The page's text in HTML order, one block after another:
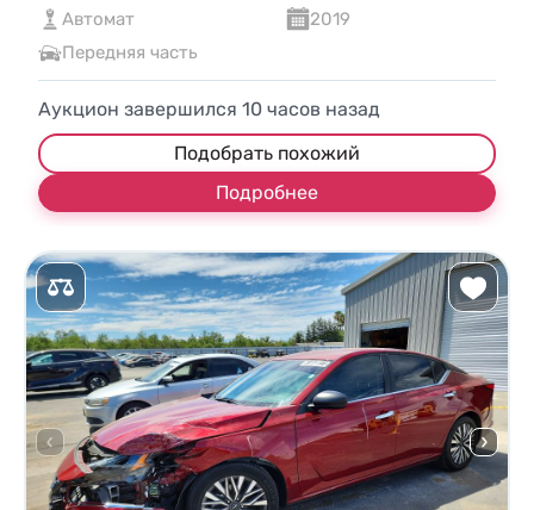
Автомат
2019
Передняя часть
Аукцион завершился 10 часов назад
Подобрать похожий
Подробнее